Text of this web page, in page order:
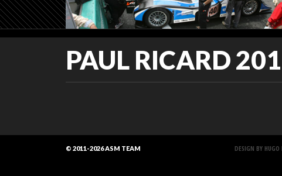
PAUL RICARD
© 2011-2026 ASM TEAM DESIGN BY HUGO